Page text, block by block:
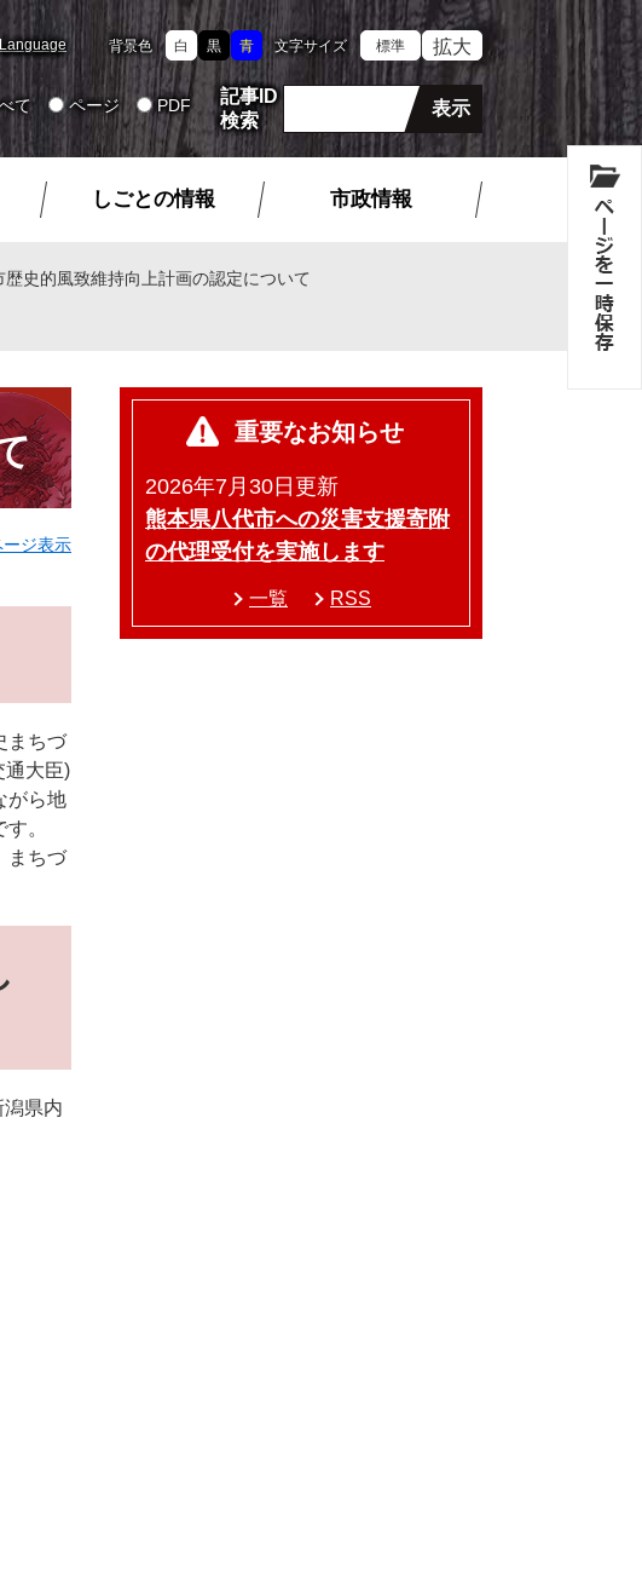
Language 背景色 白 黒 青 文字サイズ 標準 拡大
て ページ PDF
記事ID
検索
しごとの情報 市政情報
歴史的風致維持向上計画の認定について
ージ表示
まちづ
通大臣)
がら地
。
まちづ
県内
重要なお知らせ
2026年7月30日更新
熊本県八代市への災害支援寄附
の代理受付を実施します
一覧 RSS